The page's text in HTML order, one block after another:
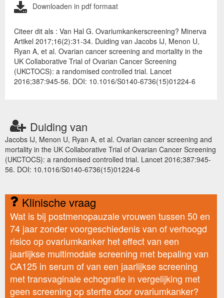
Downloaden in pdf formaat
Citeer dit als : Van Hal G. Ovariumkankerscreening? Minerva
Artikel 2017;16(2):31-34. Duiding van Jacobs IJ, Menon U,
Ryan A, et al. Ovarian cancer screening and mortality in the
UK Collaborative Trial of Ovarian Cancer Screening
(UKCTOCS): a randomised controlled trial. Lancet
2016;387:945-56. DOI: 10.1016/S0140-6736(15)01224-6
Duiding van
Jacobs IJ, Menon U, Ryan A, et al. Ovarian cancer screening and
mortality in the UK Collaborative Trial of Ovarian Cancer Screening
(UKCTOCS): a randomised controlled trial. Lancet 2016;387:945-
56. DOI: 10.1016/S0140-6736(15)01224-6
Klinische vraag
Wat is bij postmenopauzale vrouwen tussen 50 en
74 jaar zonder voorgeschiedenis van of verhoogd
risico op ovariumkanker het effect van een
jaarlijkse multimodale screening met bepaling van
CA125 in serum of van een jaarlijkse screening
met transvaginale echografie in vergelijking met
geen screening op sterfte door ovariumkanker?